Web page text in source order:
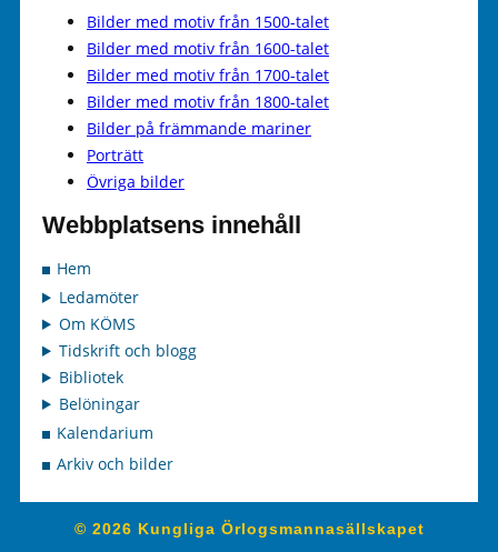
Bilder med motiv från 1500-talet
Bilder med motiv från 1600-talet
Bilder med motiv från 1700-talet
Bilder med motiv från 1800-talet
Bilder på främmande mariner
Porträtt
Övriga bilder
Webbplatsens innehåll
Hem
Ledamöter
Om KÖMS
Tidskrift och blogg
Bibliotek
Belöningar
Kalendarium
Arkiv och bilder
© 2026 Kungliga Örlogsmannasällskapet